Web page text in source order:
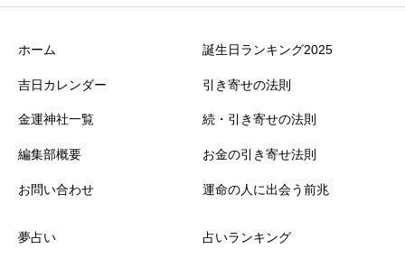
ホーム
吉日カレンダー
金運神社一覧
編集部概要
お問い合わせ
誕生日ランキング2025
引き寄せの法則
続・引き寄せの法則
お金の引き寄せ法則
運命の人に出会う前兆
夢占い 占いランキング